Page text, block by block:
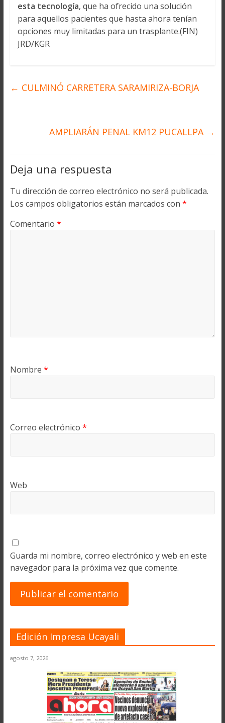
esta tecnología, que ha ofrecido una solución
para aquellos pacientes que hasta ahora tenían
opciones muy limitadas para un trasplante.(FIN)
JRD/KGR
← CULMINÓ CARRETERA SARAMIRIZA-BORJA
AMPLIARÁN PENAL KM12 PUCALLPA →
Deja una respuesta
Tu dirección de correo electrónico no será publicada.
Los campos obligatorios están marcados con *
Comentario *
Nombre *
Correo electrónico *
Web
Guarda mi nombre, correo electrónico y web en este
navegador para la próxima vez que comente.
Edición Impresa Ucayali
agosto 7, 2026